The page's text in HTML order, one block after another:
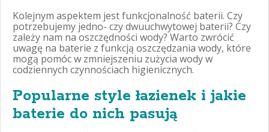
Kolejnym aspektem jest funkcjonalność baterii. Czy
potrzebujemy jedno- czy dwuuchwytowej baterii? Czy
zależy nam na oszczędności wody? Warto zwrócić
uwagę na baterie z funkcją oszczędzania wody, które
mogą pomóc w zmniejszeniu zużycia wody w
codziennych czynnościach higienicznych.
Popularne style łazienek i jakie
baterie do nich pasują